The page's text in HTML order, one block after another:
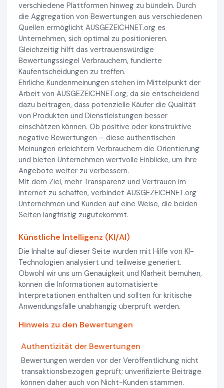
verschiedene Plattformen hinweg zu bündeln. Durch
die Aggregation von Bewertungen aus verschiedenen
Quellen ermöglicht AUSGEZEICHNET.org es
Unternehmen, sich optimal zu positionieren.
Gleichzeitig hilft das vertrauenswürdige
Bewertungssiegel Verbrauchern, fundierte
Kaufentscheidungen zu treffen.
Ehrliche Kundenmeinungen stehen im Mittelpunkt der
Arbeit von AUSGEZEICHNET.org, da sie entscheidend
dazu beitragen, dass potenzielle Käufer die Qualität
von Produkten und Dienstleistungen besser
einschätzen können. Ob positive oder konstruktive
negative Bewertungen – diese authentischen
Meinungen erleichtern Verbrauchern die Orientierung
und bieten Unternehmen wertvolle Einblicke, um ihre
Angebote weiter zu verbessern.
Mit dem Ziel, mehr Transparenz und Vertrauen im
Internet zu schaffen, verbindet AUSGEZEICHNET.org
Unternehmen und Kunden auf eine Weise, die beiden
Seiten langfristig zugutekommt.
Künstliche Intelligenz (KI/AI)
Die Inhalte auf dieser Seite wurden mit Hilfe von KI-
Technologien analysiert und teilweise generiert.
Obwohl wir uns um Genauigkeit und Klarheit bemühen,
können die Informationen automatisierte
Interpretationen enthalten und sollten für kritische
Anwendungsfälle unabhängig überprüft werden.
Hinweis zu den Bewertungen
Authentizität der Bewertungen
Bewertungen werden vor der Veröffentlichung nicht
transaktionsbezogen geprüft; unverifizierte Beiträge
können daher auch von Nicht-Kunden stammen.